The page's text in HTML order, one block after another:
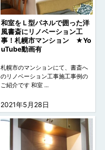
和室をＬ型パネルで囲った洋
風書斎にリノベーション工
事！札幌市マンション ★Yo
uTube動画有
札幌市のマンションにて、書斎へ
のリノベーション工事施工事例の
ご紹介です 和室 ...
2021年5月28日